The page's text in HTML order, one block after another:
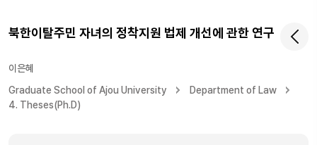
북한이탈주민 자녀의 정착지원 법제 개선에 관한 연구
이은혜
Graduate School of Ajou University
Department of Law
4. Theses(Ph.D)